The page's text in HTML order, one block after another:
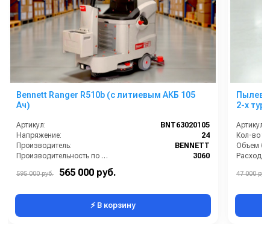
Bennett Ranger R510b (с литиевым АКБ 105
Ач)
Артикул:
BNT63020105
Напряжение:
24
Производитель:
BENNETT
Производительность по площади:
3060
Тип машины:
595 000 руб. 565 000 руб.
⚡ В корзину
2-х
Артикул:
Кол-во
Объем
Расход
47 000 руб.